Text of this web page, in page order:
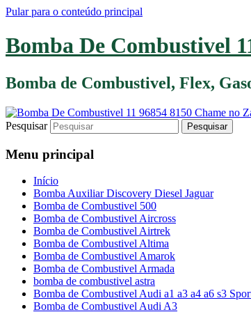
Pular para o conteúdo principal
Bomba De Combustivel
Bomba de Combustivel, Flex,
Pesquisar
Menu principal
Início
Bomba Auxiliar Discovery Diesel Jaguar
Bomba de Combustivel 500
Bomba de Combustivel Aircross
Bomba de Combustivel Airtrek
Bomba de Combustivel Altima
Bomba de Combustivel Amarok
Bomba de Combustivel Armada
bomba de combustivel astra
Bomba de Combustivel Audi a1 a3 a4 a6 s3
Bomba de Combustivel Audi A3